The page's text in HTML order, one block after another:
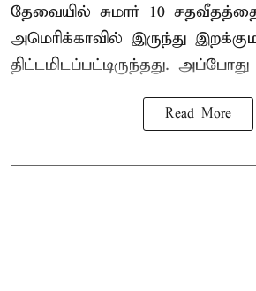
தேவையில் சுமார் 10
அமெரிக்காவில் இருந்து
திட்டமிடப்பட்டிருந்தது.
Read More